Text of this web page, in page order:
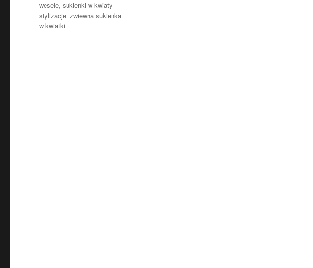
wesele,sukienki w kwiaty
stylizacje,zwiewna sukienka
w kwiatki